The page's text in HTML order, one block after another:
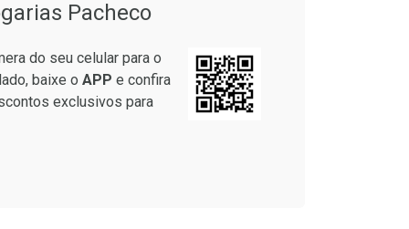
Pacheco
do seu celular para o
baixe o APP e confira
exclusivos para